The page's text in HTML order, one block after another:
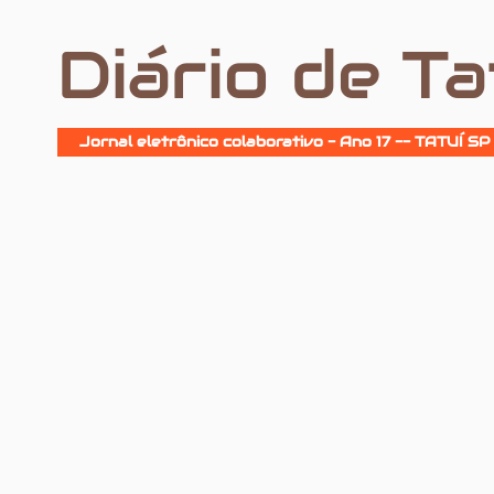
Diário de
Jornal eletrônico colaborativo - Ano 17 -- TATUÍ SP